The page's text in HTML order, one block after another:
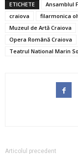
ETICHETE Ansamblul
craiova
filarmonica
Muzeul de Artă Craiova
Opera Română Craiova
Teatrul National Marin
Articolul precedent